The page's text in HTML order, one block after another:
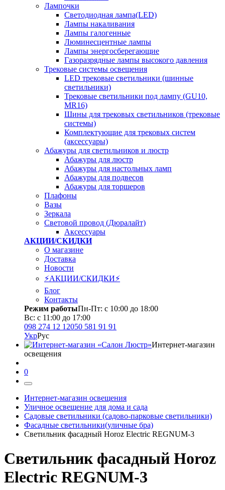
Лампочки
Светодиодная лампа(LED)
Лампы накаливания
Лампы галогенные
Люминесцентные лампы
Лампы энергосберегающие
Газоразрядные лампы высокого давления
Трековые системы освещения
LED трековые светильники (шинные
светильники)
Трековые светильники под лампу (GU10,
MR16)
Шины для трековых светильников (трековые
системы)
Комплектующие для трековых систем
(аксессуары)
Абажуры для светильников и люстр
Абажуры для люстр
Абажуры для настольных ламп
Абажуры для подвесов
Абажуры для торшеров
Плафоны
Вазы
Зеркала
Световой провод (Дюралайт)
Аксессуары
АКЦИИ/СКИДКИ
О магазине
Доставка
Новости
⚡АКЦИИ/СКИДКИ⚡
Блог
Контакты
Режим работыПн-Пт: с 10:00 до 18:00
Вс: с 11:00 до 17:00
098 274 12 12050 581 91 91
УкрРус
Интернет-магазин
освещения
0
Интернет-магазин освещения
Уличное освещение для дома и сада
Садовые светильники (садово-парковые светильники)
Фасадные светильники(уличные бра)
Светильник фасадный Horoz Electric REGNUM-3
Светильник фасадный Horoz
Electric REGNUM-3